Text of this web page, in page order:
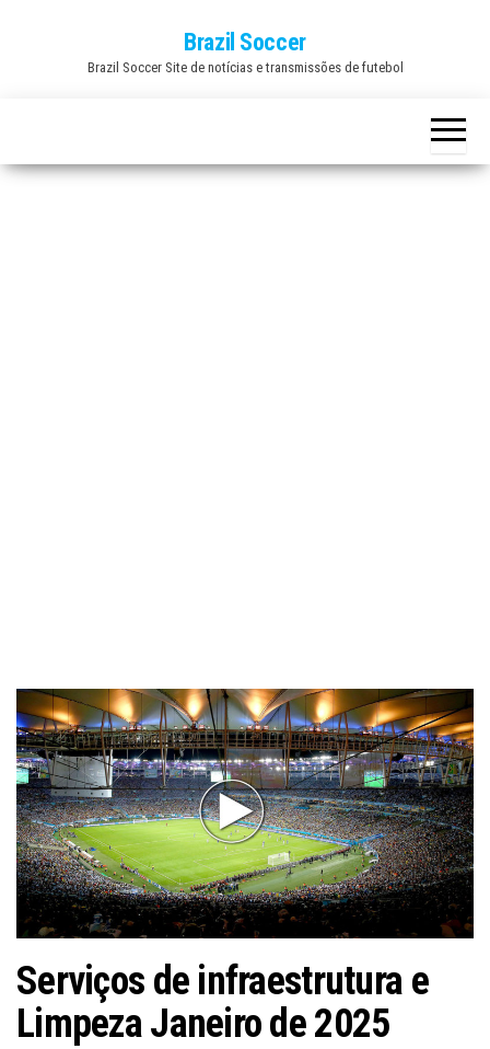
Brazil Soccer
Brazil Soccer Site de notícias e transmissões de futebol
Serviços de infraestrutura e
Limpeza Janeiro de 2025